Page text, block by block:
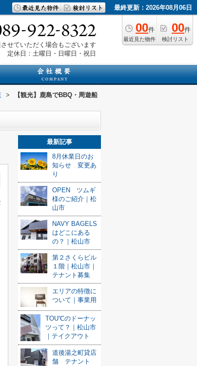
最終更新：2026年08月06日
00件
最近見た物件
00件
検討リスト
せていただく場合もございます
定休日：土曜日・日曜日・祝日
>
【観光】鹿島でBBQ・周遊船
最新記事
8月休業日のお
知らせ 変更あ
り
OPEN ツムギ
様のご紹介｜松
山市
NAVY BAGELS
はどこにある
の？｜松山市
第２さくらビル
１階｜松山市｜
テナント募集
エリアの特徴に
ついて｜事業用
TOU℃のドーナッ
ツって？｜松山市
｜テイクアウト
道後湯之町貸店
舗 テナント